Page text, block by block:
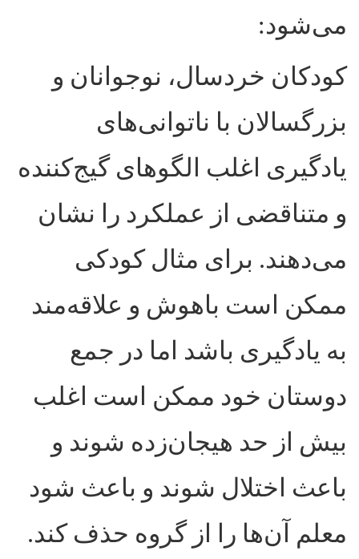
می‌شود:
کودکان خردسال، نوجوانان و
بزرگسالان با ناتوانی‌های
یادگیری اغلب الگو‌های گیج‌کننده
و متناقضی از عملکرد را نشان
می‌دهند. برای مثال کودکی
ممکن است باهوش و علاقه‌مند
به یادگیری باشد اما در جمع
دوستان خود ممکن است اغلب
بیش از حد هیجان‌زده شوند و
باعث اختلال شوند و باعث شود
معلم آن‌ها را از گروه حذف کند.